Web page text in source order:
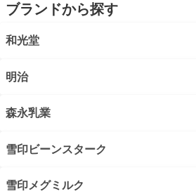
ブランドから探す
和光堂
明治
森永乳業
雪印ビーンスターク
雪印メグミルク